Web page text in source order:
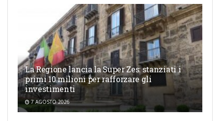
La Regione lancia la Super Zes: stanziati i
primi 10 milioni per rafforzare gli
investimenti
7 AGOSTO 2026